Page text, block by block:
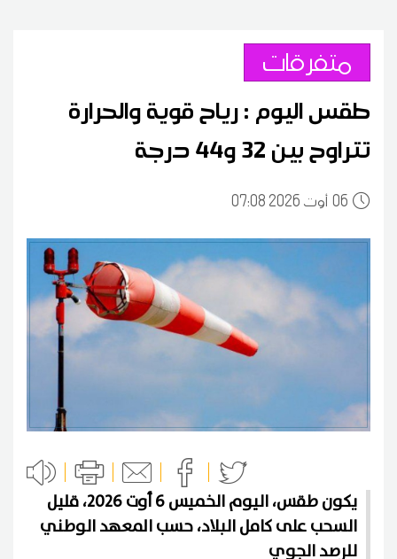
متفرقات
طقس اليوم : رياح قوية والحرارة
تتراوح بين 32 و44 درجة
0607:08 2026 أوت
يكون طقس، اليوم الخميس 6 أوت 2026، قليل
السحب على كامل البلاد، حسب المعهد الوطني
للرصد الجوي